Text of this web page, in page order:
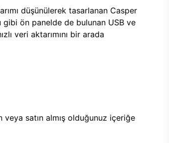
düşünülerek tasarlanan Casper
ön panelde de bulunan USB ve
veri aktarımını bir arada
satın almış olduğunuz içeriğe